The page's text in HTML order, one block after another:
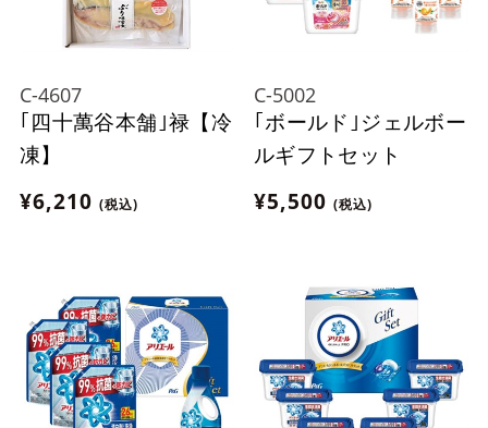
C-4607
｢四十萬谷本舗｣禄【冷
凍】
¥6,210 (税込)
C-5002
｢ボールド｣ジェルボー
ルギフトセット
¥5,500 (税込)